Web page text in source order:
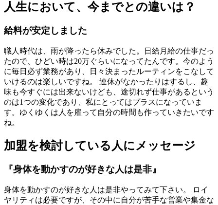
人生において、今までとの違いは？
給料が安定しました
職人時代は、雨が降ったら休みでした。日給月給の仕事だっ
たので、ひどい時は20万ぐらいになってたんです。今のよう
に毎日必ず業務があり、日々決まったルーティンをこなして
いけるのは楽しいですね。 連休がなかったりはするし、趣
味も今すぐには出来ないけども、途切れず仕事があるという
のは1つの変化であり、私にとってはプラスになっていま
す。ゆくゆくは人を雇って自分の時間も作っていきたいです
ね。
加盟を検討している人にメッセージ
『身体を動かすのが好きな人は是非』
身体を動かすのが好きな人は是非やってみて下さい。 ロイ
ヤリティは必要ですが、その中に自分が苦手な営業や集金な